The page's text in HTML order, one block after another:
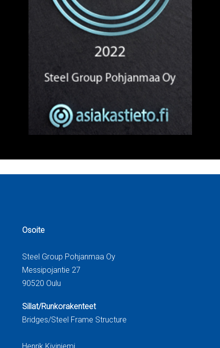
Osoite
Steel Group Pohjanmaa Oy
Messipojantie 27
90520 Oulu
Sillat/Runkorakenteet
Bridges/Steel Frame Structure